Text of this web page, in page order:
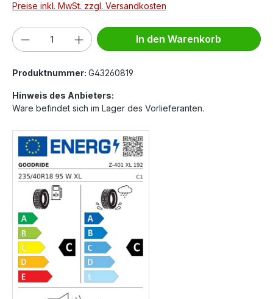
Preise inkl. MwSt. zzgl. Versandkosten
Produkt Anzahl: Gib den gewünschten
In den Warenkorb
Produktnummer: G43260819
Hinweis des Anbieters:
Ware befindet sich im Lager des Vorlieferanten.